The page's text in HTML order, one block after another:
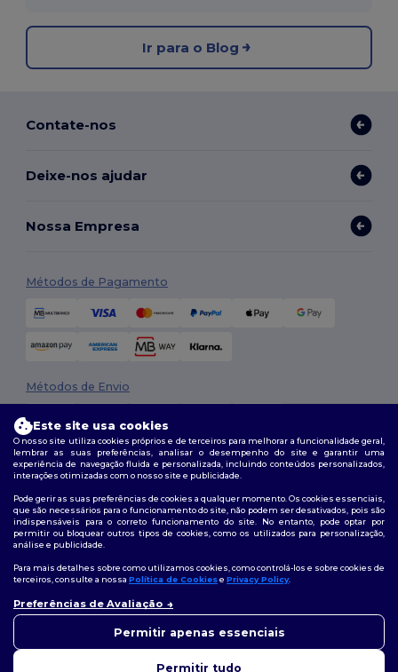
Ir para o Blog
Contate-nos
Deixe-nos ajudar
Nossa Empresa
Métodos de Pagamento
Métodos de Envio
2026. Todos os direitos reservados
Termos e Condições|Política de personalização
|Política de cookies|Mapa do Site
Siga-nos
Este site usa cookies
O nosso site utiliza cookies próprios e de terceiros para melhorar a funcionalidade geral,
lembrar as suas preferências, analisar o desempenho do site e garantir uma
experiência de navegação fluida e personalizada, incluindo conteúdos personalizados,
interações otimizadas com o nosso site e publicidade.
Pode gerir as suas preferências de cookies a qualquer momento. Os cookies essenciais,
que são necessários para o funcionamento do site, não podem ser desativados, pois são
indispensáveis para o correto funcionamento do site. No entanto, pode optar por
permitir ou bloquear outros tipos de cookies, como os utilizados para personalização,
análise e publicidade.
Para mais detalhes sobre como utilizamos cookies, como controlá-los e sobre cookies de
terceiros, consulte a nossa Política de Cookiese Privacy Policy.
Preferências de Avaliação
Permitir apenas essenciais
Permitir tudo
questão, pode contactar-nos a
chatbot está aqui para ajudar.